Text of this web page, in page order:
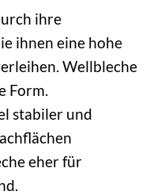
ihre
ihnen eine hohe
Wellbleche
Form.
stabiler und
eher für